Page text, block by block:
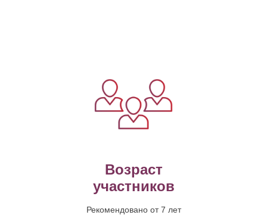
Возраст
участников
Рекомендовано от 7 лет